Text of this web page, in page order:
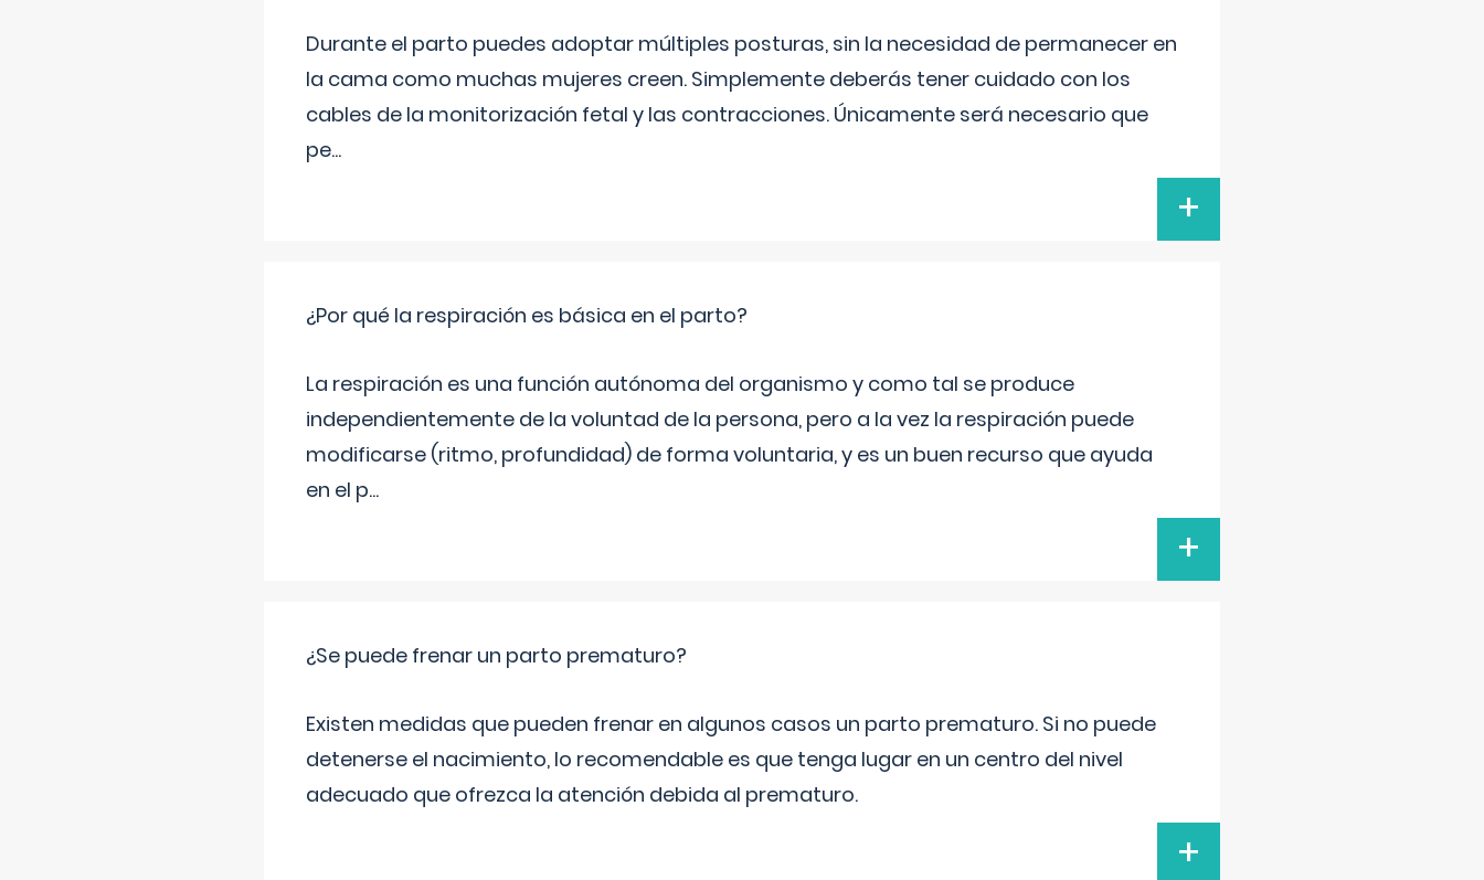
Durante el parto puedes adoptar múltiples posturas, sin la necesidad de permanecer en
la cama como muchas mujeres creen. Simplemente deberás tener cuidado con los
cables de la monitorización fetal y las contracciones. Únicamente será necesario que
pe...
+
¿Por qué la respiración es básica en el parto?
La respiración es una función autónoma del organismo y como tal se produce
independientemente de la voluntad de la persona, pero a la vez la respiración puede
modificarse (ritmo, profundidad) de forma voluntaria, y es un buen recurso que ayuda
en el p...
+
¿Se puede frenar un parto prematuro?
Existen medidas que pueden frenar en algunos casos un parto prematuro. Si no puede
detenerse el nacimiento, lo recomendable es que tenga lugar en un centro del nivel
adecuado que ofrezca la atención debida al prematuro.
+